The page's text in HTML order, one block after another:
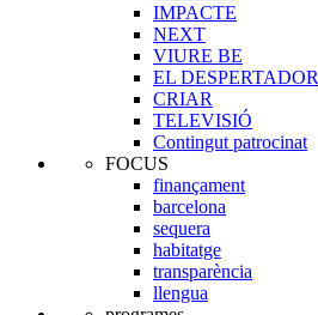
IMPACTE
NEXT
VIURE BE
EL DESPERTADOR
CRIAR
TELEVISIÓ
Contingut patrocinat
FOCUS
finançament
barcelona
sequera
habitatge
transparència
llengua